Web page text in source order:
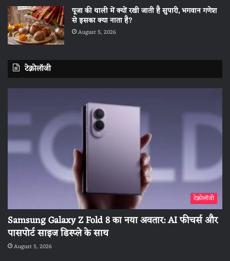
पूजा की थाली में क्यों रखी जाती है सुपारी, भगवान गणेश
से इसका क्या नाता है?
August 5, 2026
टेक्नोलॉजी
टेक्नोलॉजी
Samsung Galaxy Z Fold 8 का नया अवतार: AI फीचर्स और
पासपोर्ट साइज डिस्प्ले के साथ
August 5, 2026